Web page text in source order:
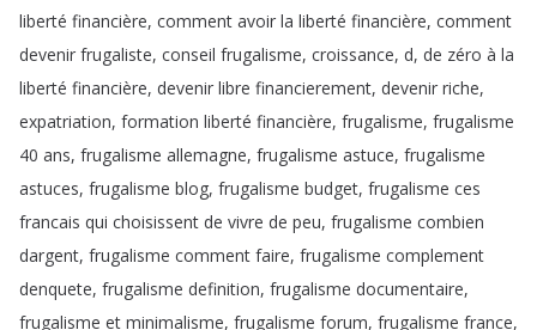
liberté financière, comment avoir la liberté financière, comment
devenir frugaliste, conseil frugalisme, croissance, d, de zéro à la
liberté financière, devenir libre financierement, devenir riche,
expatriation, formation liberté financière, frugalisme, frugalisme
40 ans, frugalisme allemagne, frugalisme astuce, frugalisme
astuces, frugalisme blog, frugalisme budget, frugalisme ces
francais qui choisissent de vivre de peu, frugalisme combien
dargent, frugalisme comment faire, frugalisme complement
denquete, frugalisme definition, frugalisme documentaire,
frugalisme et minimalisme, frugalisme forum, frugalisme france,